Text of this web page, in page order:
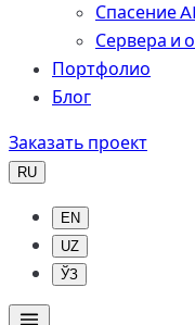
Спасение
Сервера и
Портфолио
Блог
Заказать проект
RU
EN
UZ
ЎЗ